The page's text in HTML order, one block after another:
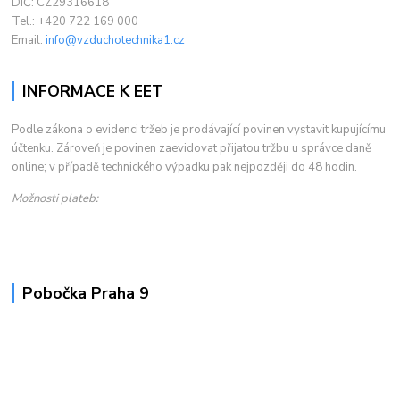
Tel.: +420 722 169 000
Email:info@vzduchotechnika1.cz
INFORMACE K EET
Podle zákona o evidenci tržeb je prodávající povinen vystavit kupujícímu
účtenku. Zároveň je povinen zaevidovat přijatou tržbu u správce daně
online; v případě technického výpadku pak nejpozději do 48 hodin.
Možnosti plateb:
Pobočka Praha 9